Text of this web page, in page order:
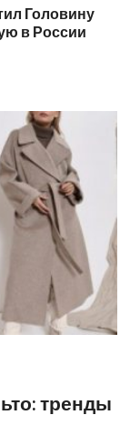
Головину
в России
тренды